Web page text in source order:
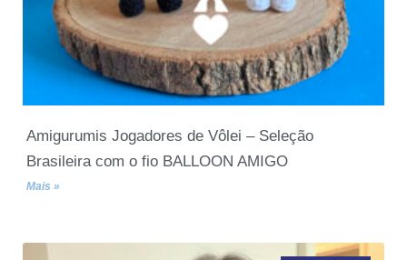
Amigurumis Jogadores de Vôlei – Seleção
Brasileira com o fio BALLOON AMIGO
Mais »